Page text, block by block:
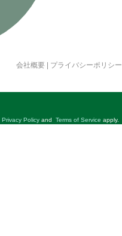
会社概要 | プライバシーポリシー
Privacy Policy and Terms of Service apply.